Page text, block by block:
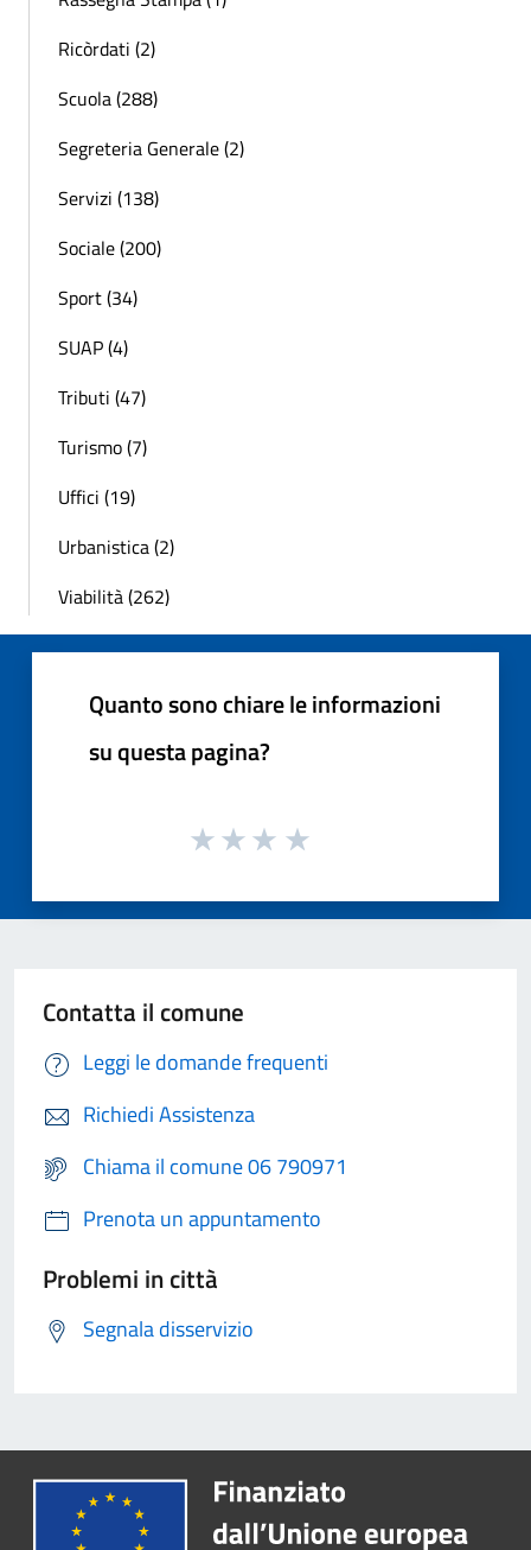
Ricòrdati (2)
Scuola (288)
Segreteria Generale (2)
Servizi (138)
Sociale (200)
Sport (34)
SUAP (4)
Tributi (47)
Turismo (7)
Uffici (19)
Urbanistica (2)
Viabilità (262)
Quanto sono chiare le informazioni
su questa pagina?
Contatta il comune
Leggi le domande frequenti
Richiedi Assistenza
Chiama il comune 06 790971
Prenota un appuntamento
Problemi in città
Segnala disservizio